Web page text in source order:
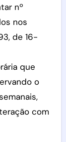
nº
nos
de 16-
que
o
com